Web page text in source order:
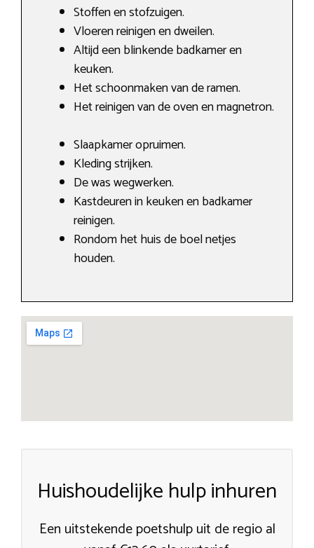
Stoffen en stofzuigen.
Vloeren reinigen en dweilen.
Altijd een blinkende badkamer en
keuken.
Het schoonmaken van de ramen.
Het reinigen van de oven en magnetron.
Slaapkamer opruimen.
Kleding strijken.
De was wegwerken.
Kastdeuren in keuken en badkamer
reinigen.
Rondom het huis de boel netjes
houden.
Huishoudelijke hulp inhuren
Een uitstekende poetshulp uit de regio al